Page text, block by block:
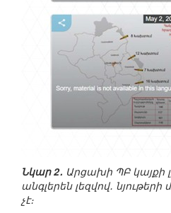
Նկար 2․ Արցախի ՊԲ
անգլերեն լեզվով․
չէ։